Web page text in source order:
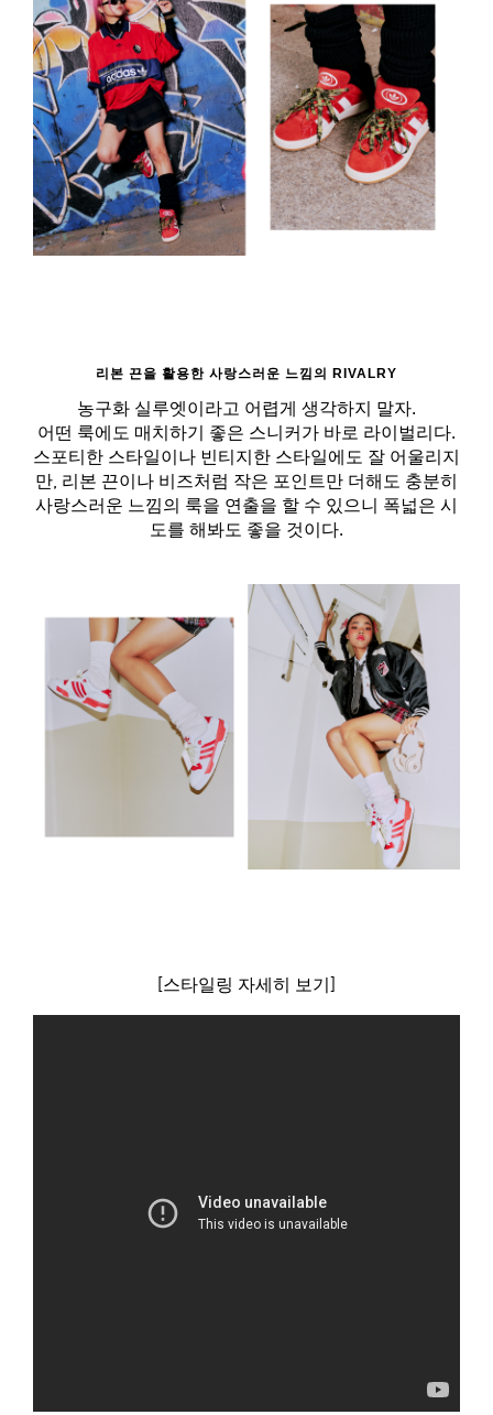
리본 끈을 활용한 사랑스러운 느낌의 RIVALRY
농구화 실루엣이라고 어렵게 생각하지 말자.
어떤 룩에도 매치하기 좋은 스니커가 바로 라이벌리다.
스포티한 스타일이나 빈티지한 스타일에도 잘 어울리지
만, 리본 끈이나 비즈처럼 작은 포인트만 더해도 충분히
사랑스러운 느낌의 룩을 연출을 할 수 있으니 폭넓은 시
도를 해봐도 좋을 것이다.
[스타일링 자세히 보기]